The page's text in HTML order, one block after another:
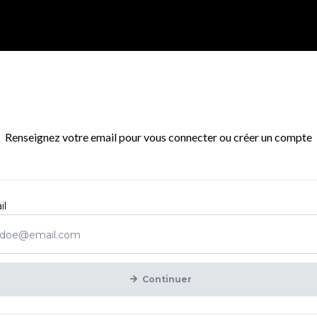
Renseignez votre email pour vous connecter ou créer un compte
Continuer